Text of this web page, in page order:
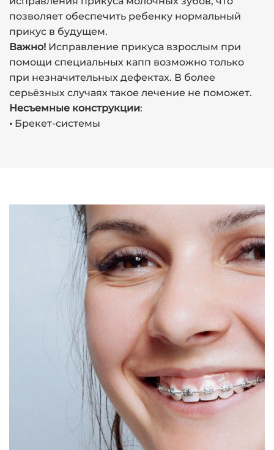
позволяет обеспечить ребенку нормальный
прикус в будущем.
Важно! Исправление прикуса взрослым при
помощи специальных капп возможно только
при незначительных дефектах. В более
серьёзных случаях такое лечение не поможет.
Несъемные конструкции:
• Брекет-системы